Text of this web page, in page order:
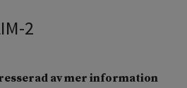
2
av mer information